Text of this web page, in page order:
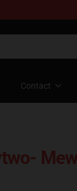
Contact